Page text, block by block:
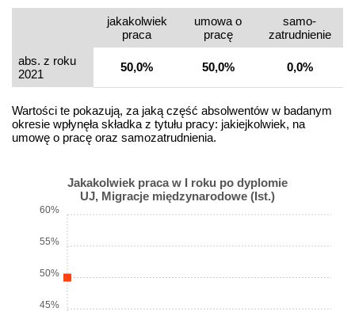
jakakolwiek
praca
umowa o
pracę
samo­
zatrudnienie
abs. z roku
2021
50,0% 50,0% 0,0%
Wartości te pokazują, za jaką część absolwentów w badanym
okresie wpłynęła składka z tytułu pracy: jakiejkolwiek, na
umowę o pracę oraz samozatrudnienia.
Jakakolwiek praca w I roku po dyplomie
UJ, Migracje międzynarodowe (Ist.)
45%
50%
55%
60%